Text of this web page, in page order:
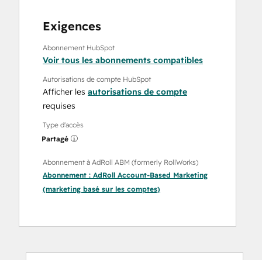
Exigences
Abonnement HubSpot
Voir tous les abonnements compatibles
Autorisations de compte HubSpot
Afficher les autorisations de compte
requises
Type d'accès
Partagé
Abonnement à AdRoll ABM (formerly RollWorks)
Abonnement : AdRoll Account-Based Marketing
(marketing basé sur les comptes)